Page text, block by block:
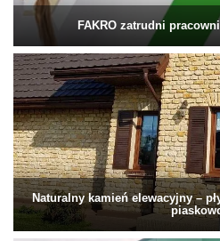
FAKRO zatrudni
Naturalny kamień elewacyjny –